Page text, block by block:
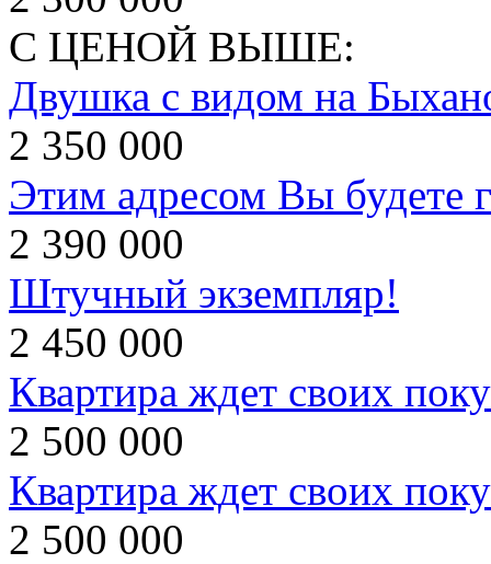
С ЦЕНОЙ ВЫШЕ:
Двушка с видом на
2 350 000
Этим адресом Вы будете
2 390 000
Штучный экземпляр!
2 450 000
Квартира ждет своих
2 500 000
Квартира ждет своих
2 500 000